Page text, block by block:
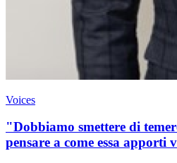
Voices
"Dobbiamo smettere di
pensare a come essa